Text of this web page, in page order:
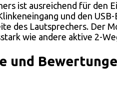
ist ausreichend für den
und den
des Lautsprechers. Der
wie andere aktive 2-
und